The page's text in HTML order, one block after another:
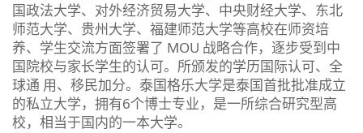
国政法大学、对外经济贸易大学、中央财经大学、东北
师范大学、贵州大学、福建师范大学等高校在师资培
养、学生交流方面签署了 MOU 战略合作，逐步受到中
国院校与家长学生的认可。所颁发的学历国际认可、全
球通 用、移民加分。泰国格乐大学是泰国首批批准成立
的私立大学，拥有6个博士专业，是一所综合研究型高
校，相当于国内的一本大学。